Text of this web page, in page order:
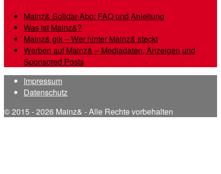
Mainz& Solidar-Abo: FAQ und Anleitung
Was ist Mainz&?
Mainz& gik – Wer hinter Mainz& steckt
Werben auf Mainz& – Mediadaten, Anzeigen und
Sponsored Posts
Impressum
Datenschutz
© 2015 - 2026 Mainz& - Alle Rechte vorbehalten